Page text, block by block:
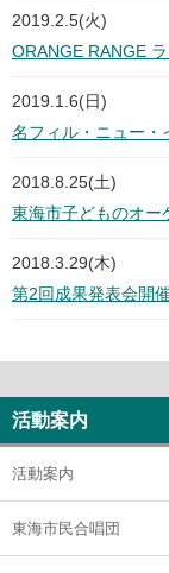
2019.2.5(火)
ORANGE RANGE
2019.1.6(日)
名フィル・ニュー・
2018.8.25(土)
東海市子どものオ
2018.3.29(木)
第2回成果発表会開
活動案内
活動案内
東海市民合唱団